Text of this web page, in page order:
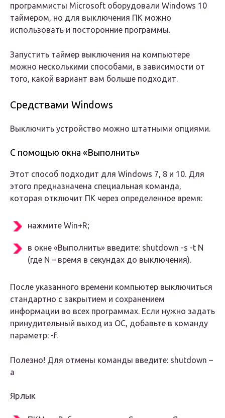
программисты Microsoft оборудовали Windows 10
таймером, но для выключения ПК можно
использовать и посторонние программы.
Запустить таймер выключения на компьютере
можно несколькими способами, в зависимости от
того, какой вариант вам больше подходит.
Средствами Windows
Выключить устройство можно штатными опциями.
С помощью окна «Выполнить»
Этот способ подходит для Windows 7, 8 и 10. Для
этого предназначена специальная команда,
которая отключит ПК через определенное время:
нажмите Win+R;
в окне «Выполнить» введите: shutdown -s -t N
(где N – время в секундах до выключения).
После указанного времени компьютер выключиться
стандартно с закрытием и сохранением
информации во всех программах. Если нужно задать
принудительный выход из ОС, добавьте в команду
параметр: -f.
Полезно! Для отмены команды введите: shutdown –
a
Ярлык